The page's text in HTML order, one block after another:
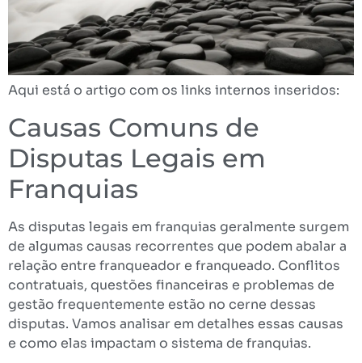
Aqui está o artigo com os links internos inseridos:
Causas Comuns de
Disputas Legais em
Franquias
As disputas legais em franquias geralmente surgem
de algumas causas recorrentes que podem abalar a
relação entre franqueador e franqueado. Conflitos
contratuais, questões financeiras e problemas de
gestão frequentemente estão no cerne dessas
disputas. Vamos analisar em detalhes essas causas
e como elas impactam o sistema de franquias.